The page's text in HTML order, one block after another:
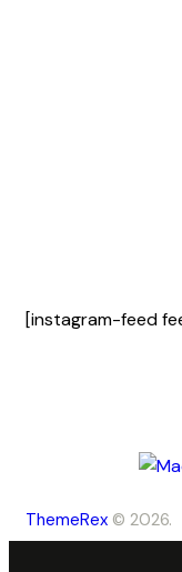
[instagram-feed
ThemeRex © 2026.